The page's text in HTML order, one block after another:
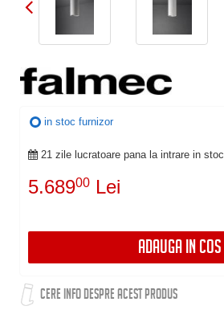
in stoc furnizor
21 zile lucratoare pana la intrare in stoc
5.68900 Lei
ADAUGA IN COS
CERE INFO DESPRE ACEST PRODUS